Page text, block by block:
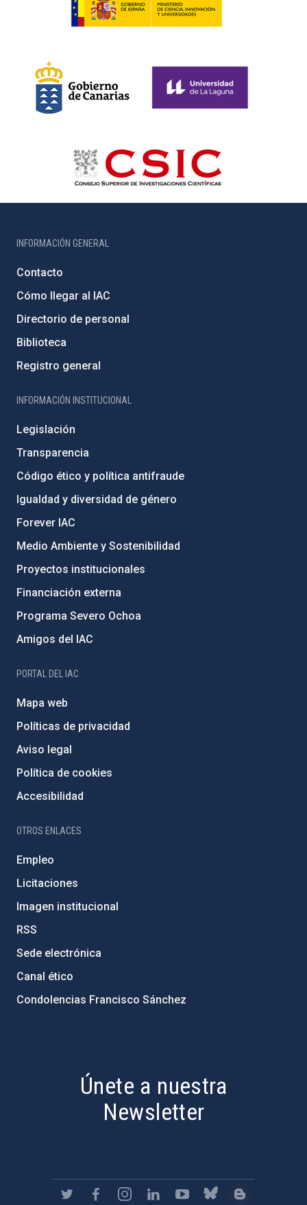
INFORMACIÓN GENERAL
Contacto
Cómo llegar al IAC
Directorio de personal
Biblioteca
Registro general
INFORMACIÓN INSTITUCIONAL
Legislación
Transparencia
Código ético y política antifraude
Igualdad y diversidad de género
Forever IAC
Medio Ambiente y Sostenibilidad
Proyectos institucionales
Financiación externa
Programa Severo Ochoa
Amigos del IAC
PORTAL DEL IAC
Mapa web
Políticas de privacidad
Aviso legal
Política de cookies
Accesibilidad
OTROS ENLACES
Empleo
Licitaciones
Imagen institucional
RSS
Sede electrónica
Canal ético
Condolencias Francisco Sánchez
Únete a nuestra
Newsletter